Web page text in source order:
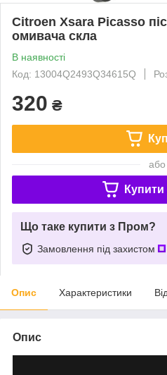
Citroen Xsara Picasso
омивача скла
В наявності
Код: 13004Q2493Q34615Q
320 ₴
або
Купити
Що таке купити з Пром?
Замовлення під захистом
Опис Характеристики
Опис